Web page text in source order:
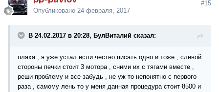
Опубликовано 24 февраля, 2017
#15
В 24.02.2017 в 20:28, БулВиталий сказал:
пляха , я уже устал если честно писать одно и тоже , слевой
стороны печки стоит 3 мотора , сними их с тягами вместе ,
реши проблему и все забудь , не уж то непонятно с первого
раза , самому лень то у меня данная процедура стоит 8500 и